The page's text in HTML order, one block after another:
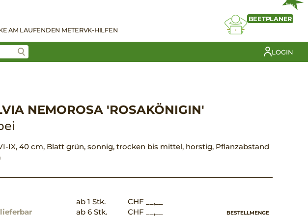
AM LAUFENDEN METERVK-HILFEN
NEU
BEETPLANER
LOGIN
NEMOROSA 'ROSAKÖNIGIN'
IX, 40 cm, Blatt grün, sonnig, trocken bis mittel, horstig, Pflanzabstand
ab 1 Stk.
CHF __,__
ab 6 Stk.
CHF __,__ BESTELLMENGE